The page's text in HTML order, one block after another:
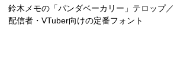
鈴木メモの「パンダベーカリー」テロップ／
配信者・VTuber向けの定番フォント